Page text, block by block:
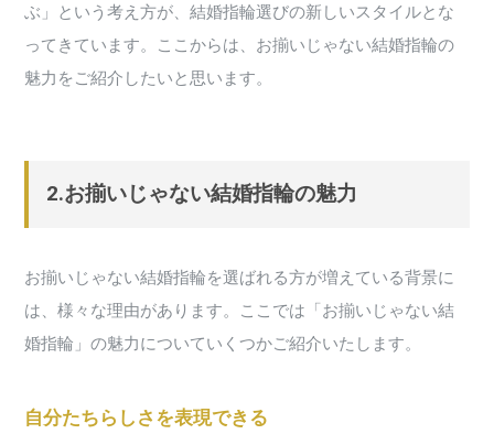
ぶ」という考え方が、結婚指輪選びの新しいスタイルとな
ってきています。ここからは、お揃いじゃない結婚指輪の
魅力をご紹介したいと思います。
2.お揃いじゃない結婚指輪の魅力
お揃いじゃない結婚指輪を選ばれる方が増えている背景に
は、様々な理由があります。ここでは「お揃いじゃない結
婚指輪」の魅力についていくつかご紹介いたします。
自分たちらしさを表現できる